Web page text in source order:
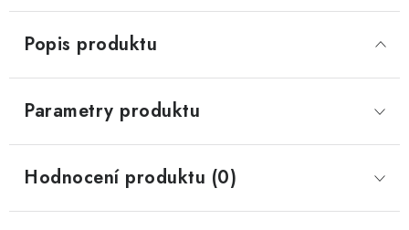
Popis produktu
Parametry produktu
Hodnocení produktu (0)